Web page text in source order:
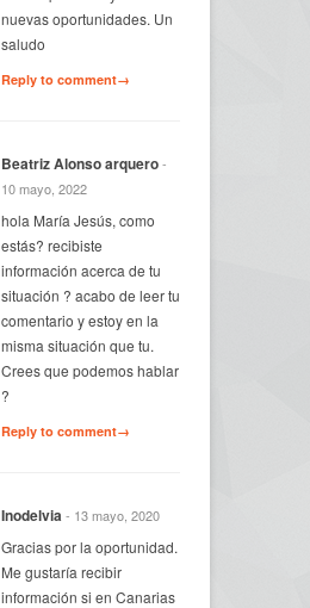
nuevas oportunidades. Un
saludo
Reply to comment→
Beatriz Alonso arquero-
10 mayo, 2022
hola María Jesús, como
estás? recibiste
información acerca de tu
situación ? acabo de leer tu
comentario y estoy en la
misma situación que tu.
Crees que podemos hablar
?
Reply to comment→
Inodelvia- 13 mayo, 2020
Gracias por la oportunidad.
Me gustaría recibir
información si en Canarias